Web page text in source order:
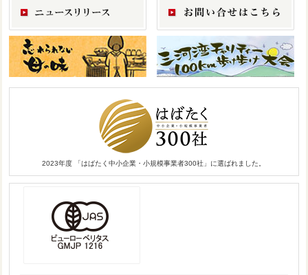
2023年度 「はばたく中小企業・小規模事業者300社」に選ばれました。